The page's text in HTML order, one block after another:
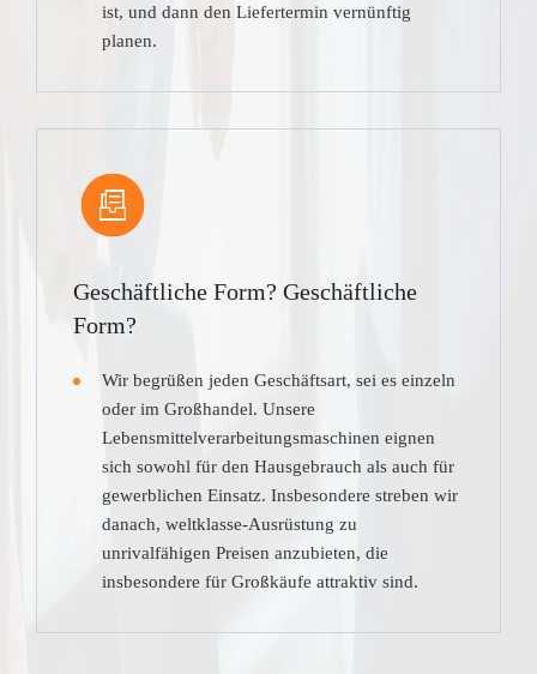
ist, und dann den Liefertermin vernünftig
planen.
Geschäftliche Form? Geschäftliche
Form?
Wir begrüßen jeden Geschäftsart, sei es einzeln
oder im Großhandel. Unsere
Lebensmittelverarbeitungsmaschinen eignen
sich sowohl für den Hausgebrauch als auch für
gewerblichen Einsatz. Insbesondere streben wir
danach, weltklasse-Ausrüstung zu
unrivalfähigen Preisen anzubieten, die
insbesondere für Großkäufe attraktiv sind.